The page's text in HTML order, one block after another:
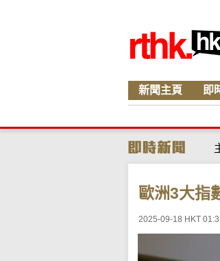
新聞主頁 即
歐洲3大指
2025-09-18 HKT